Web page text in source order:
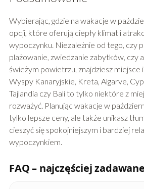
Wybierając, gdzie na wakacje w
opcji, które oferują ciepły klimat i
wypoczynku. Niezależnie od tego, czy
plażowanie, zwiedzanie zabytków, czy
świeżym powietrzu, znajdziesz miejsce
Wyspy Kanaryjskie, Kreta, Algarve,
Tajlandia czy Bali to tylko niektóre z
rozważyć. Planując wakacje w
tylko lepsze ceny, ale także unikasz
cieszyć się spokojniejszym i bardziej
wypoczynkiem.
FAQ – najczęściej